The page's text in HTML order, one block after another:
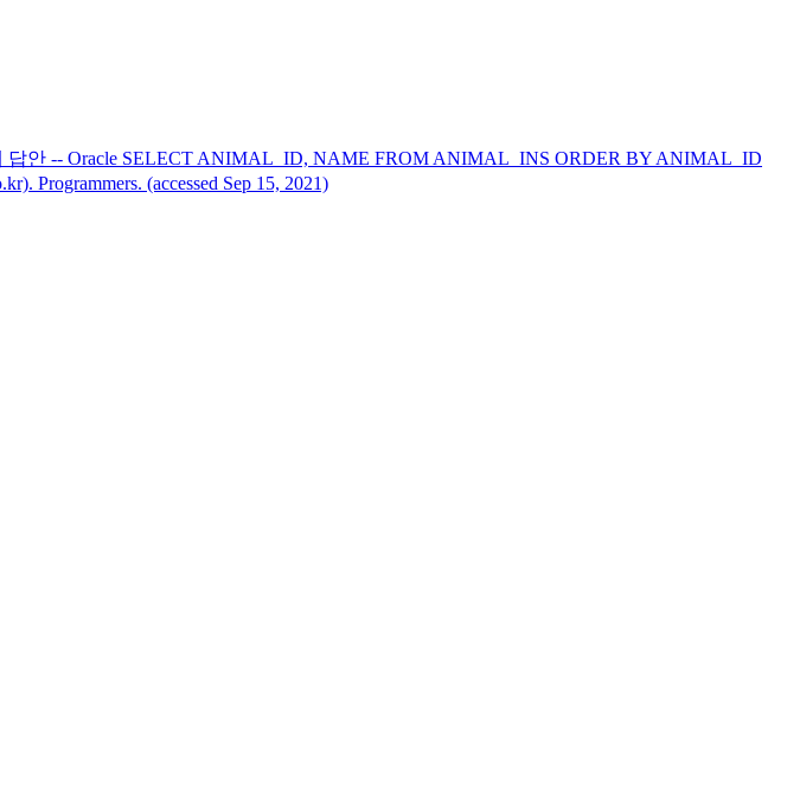
안 -- Oracle SELECT ANIMAL_ID, NAME FROM ANIMAL_INS ORDER BY ANIMAL_ID
Programmers. (accessed Sep 15, 2021)